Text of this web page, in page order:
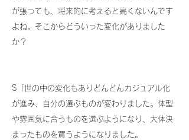
が張っても、将来的に考えると高くないんです
よね。そこからどういった変化がありました
か？
S「世の中の変化もありどんどんカジュアル化
が進み、自分の選ぶものが変わりました。体型
や雰囲気に合うものを選ぶようになり、大体決
まったものを買うようになりました。